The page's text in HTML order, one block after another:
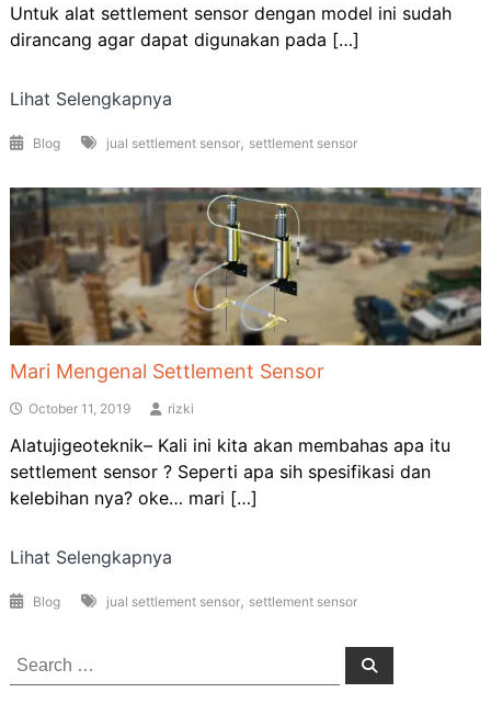
Untuk alat settlement sensor dengan model ini sudah
dirancang agar dapat digunakan pada […]
Lihat Selengkapnya
Blog jual settlement sensor, settlement sensor
Mari Mengenal Settlement Sensor
October 11, 2019 rizki
Alatujigeoteknik– Kali ini kita akan membahas apa itu
settlement sensor ? Seperti apa sih spesifikasi dan
kelebihan nya? oke… mari […]
Lihat Selengkapnya
Blog jual settlement sensor, settlement sensor
Search
for:
Search